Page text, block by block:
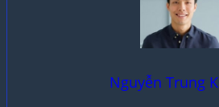
Nguyễn Trung